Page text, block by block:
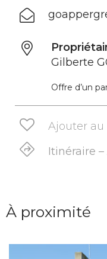
Gilberte
Offre d’un
Ajouter
Itinéraire –
À proximité